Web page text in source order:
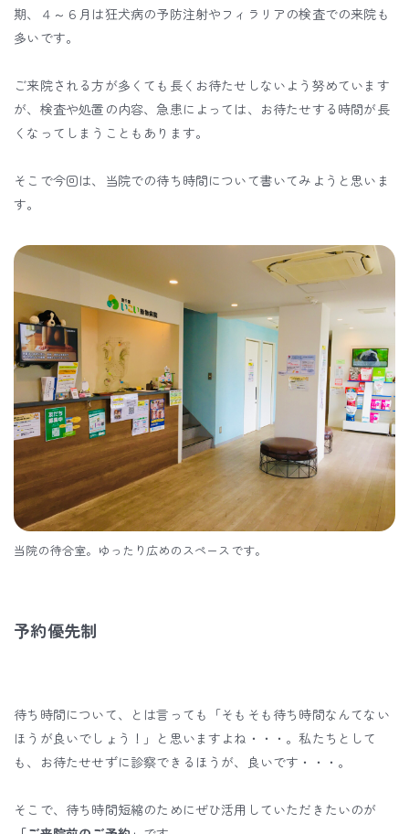
期、４～６月は狂犬病の予防注射やフィラリアの検査での来院も
多いです。
ご来院される方が多くても長くお待たせしないよう努めています
が、検査や処置の内容、急患によっては、お待たせする時間が長
くなってしまうこともあります。
そこで今回は、当院での待ち時間について書いてみようと思いま
す。
当院の待合室。ゆったり広めのスペースです。
予約優先制
待ち時間について、とは言っても「そもそも待ち時間なんてない
ほうが良いでしょう！」と思いますよね・・・。私たちとして
も、お待たせせずに診察できるほうが、良いです・・・。
そこで、待ち時間短縮のためにぜひ活用していただきたいのが